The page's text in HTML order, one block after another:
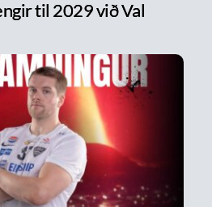
til 2029 við Val